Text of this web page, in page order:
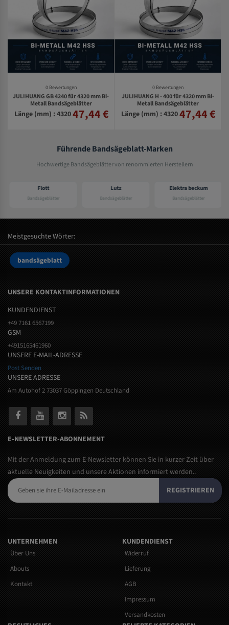
0 Bewertungen
JULIHUANG GB 4240 für 4320 mm Bi-
Metall Bandsägeblätter
Länge (mm) : 432047,44 €
0 Bewertungen
JULIHUANG H - 400 für 4320 mm Bi-
Metall Bandsägeblätter
Länge (mm) : 432047,44 €
Führende Bandsägeblatt-Marken
Hochwertige Bandsägeblätter von renommierten Herstellern
Flott
Bandsägeblätter
Lutz
Bandsägeblätter
Elektra beckum
Bandsägeblätter
Meistgesuchte Wörter:
bandsägeblatt
UNSERE KONTAKTINFORMATIONEN
KUNDENDIENST
+49 7161 6567199
GSM
+4915165461960
UNSERE E-MAIL-ADRESSE
Post Senden
UNSERE ADRESSE
Am Autohof 2 73037 Göppingen Deutschland
E-NEWSLETTER-ABONNEMENT
Mit der Anmeldung zum E-Newsletter können Sie in kurzer Zeit über
aktuelle Neuigkeiten und unsere Aktionen informiert werden..
REGISTRIEREN
UNTERNEHMEN
Über Uns
Abouts
Kontakt
KUNDENDIENST
Widerruf
Lieferung
AGB
Impressum
Versandkosten